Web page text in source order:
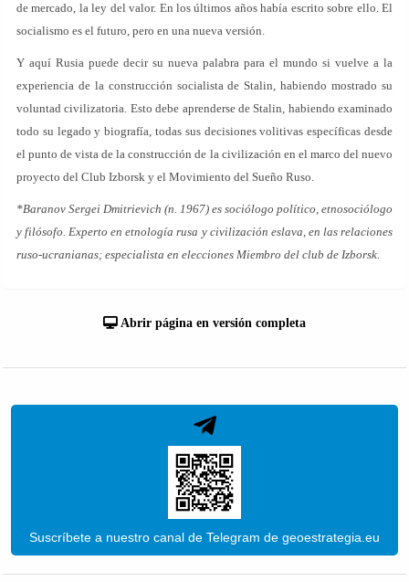
de mercado, la ley del valor. En los últimos años había escrito sobre ello. El
socialismo es el futuro, pero en una nueva versión.
Y aquí Rusia puede decir su nueva palabra para el mundo si vuelve a la
experiencia de la construcción socialista de Stalin, habiendo mostrado su
voluntad civilizatoria. Esto debe aprenderse de Stalin, habiendo examinado
todo su legado y biografía, todas sus decisiones volitivas específicas desde
el punto de vista de la construcción de la civilización en el marco del nuevo
proyecto del Club Izborsk y el Movimiento del Sueño Ruso.
*Baranov Sergei Dmitrievich (n. 1967) es sociólogo político, etnosociólogo
y filósofo. Experto en etnología rusa y civilización eslava, en las relaciones
ruso-ucranianas; especialista en elecciones Miembro del club de Izborsk.
Abrir página en versión completa
Suscríbete a nuestro canal de Telegram de geoestrategia.eu